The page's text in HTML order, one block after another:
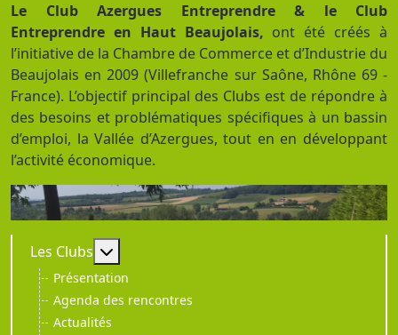
Le Club Azergues Entreprendre & le Club
Entreprendre en Haut Beaujolais, ont été créés à
l’initiative de la Chambre de Commerce et d’Industrie du
Beaujolais en 2009 (Villefranche sur Saône, Rhône 69 -
France). L’objectif principal des Clubs est de répondre à
des besoins et problématiques spécifiques à un bassin
d’emploi, la Vallée d’Azergues, tout en en développant
l’activité économique.
Les Clubs En savoir plus : Les Clubs
Présentation
Agenda des rencontres
Actualités